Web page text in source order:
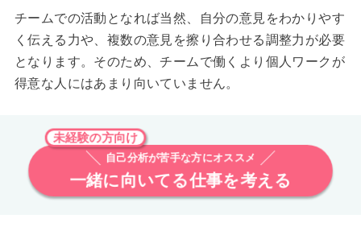
チームでの活動となれば当然、自分の意見をわかりやす
く伝える力や、複数の意見を擦り合わせる調整力が必要
となります。そのため、チームで働くより個人ワークが
得意な人にはあまり向いていません。
未経験の方向け
自己分析が苦手な方にオススメ
一緒に向いてる仕事を考える